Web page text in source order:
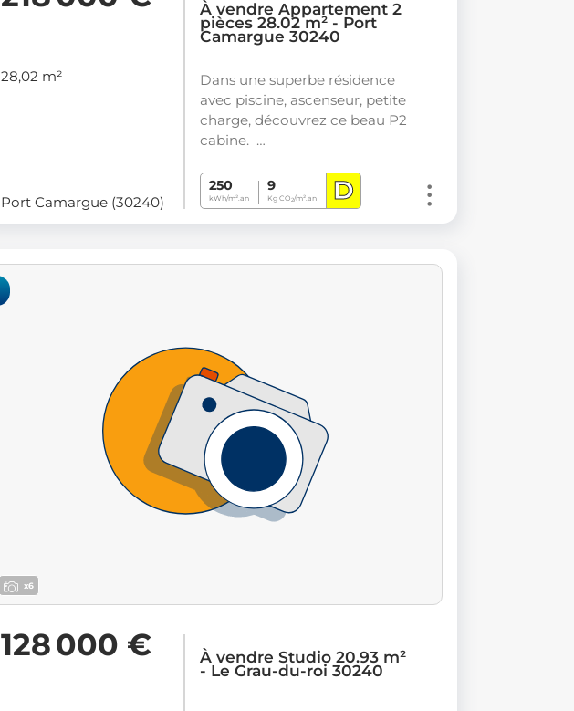
28,02 m²
Port Camargue (30240)
À vendre Appartement 2
pièces 28.02 m² - Port
Camargue 30240
Dans une superbe résidence
avec piscine, ascenseur, petite
charge, découvrez ce beau P2
cabine. …
250
kWh/m².an
9
Kg CO2/m².an D
x6
128 000 € À vendre Studio 20.93 m²
- Le Grau-du-roi 30240